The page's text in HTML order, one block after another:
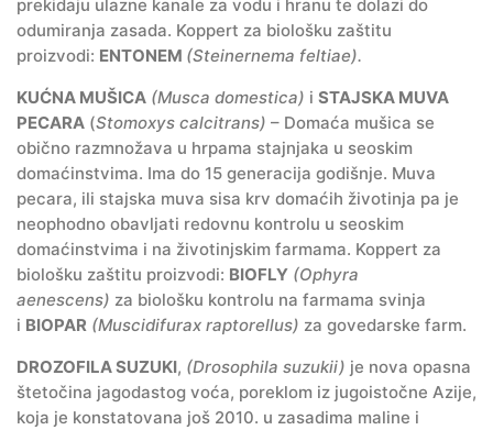
prekidaju ulazne kanale za vodu i hranu te dolazi do
odumiranja zasada. Koppert za biološku zaštitu
proizvodi: ENTONEM (Steinernema feltiae).
KUĆNA MUŠICA (Musca domestica) i STAJSKA MUVA
PECARA (Stomoxys calcitrans) – Domaća mušica se
obično razmnožava u hrpama stajnjaka u seoskim
domaćinstvima. Ima do 15 generacija godišnje. Muva
pecara, ili stajska muva sisa krv domaćih životinja pa je
neophodno obavljati redovnu kontrolu u seoskim
domaćinstvima i na životinjskim farmama. Koppert za
biološku zaštitu proizvodi: BIOFLY (Ophyra
aenescens) za biološku kontrolu na farmama svinja
i BIOPAR (Muscidifurax raptorellus) za govedarske farm.
DROZOFILA SUZUKI, (Drosophila suzukii) je nova opasna
štetočina jagodastog voća, poreklom iz jugoistočne Azije,
koja je konstatovana još 2010. u zasadima maline i